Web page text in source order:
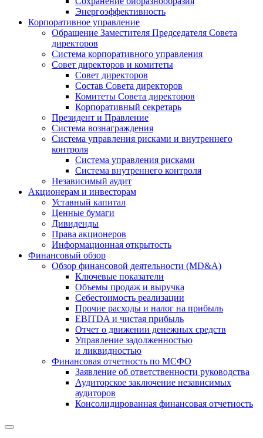
Энергоэффективность
Корпоративное управление
Обращение Заместителя Председателя Совета
директоров
Система корпоративного управления
Совет директоров и комитеты
Совет директоров
Состав Совета директоров
Комитеты Совета директоров
Корпоративный секретарь
Президент и Правление
Система вознаграждения
Система управления рисками и внутреннего
контроля
Система управления рисками
Система внутреннего контроля
Независимый аудит
Акционерам и инвесторам
Уставный капитал
Ценные бумаги
Дивиденды
Права акционеров
Информационная открытость
Финансовый обзор
Обзор финансовой деятельности (MD&A)
Ключевые показатели
Объемы продаж и выручка
Себестоимость реализации
Прочие расходы и налог на прибыль
EBITDA и чистая прибыль
Отчет о движении денежных средств
Управление задолженностью
и ликвидностью
Финансовая отчетность по МСФО
Заявление об ответственности руководства
Аудиторское заключение независимых
аудиторов
Консолидированная финансовая отчетность